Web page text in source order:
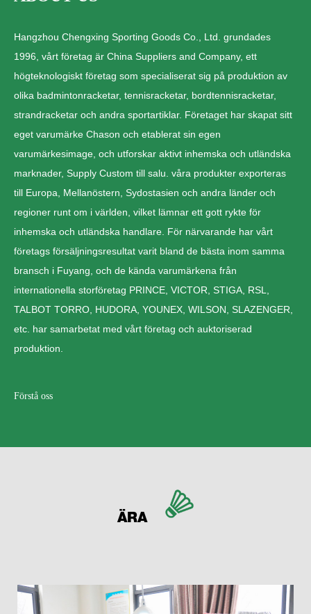
Hangzhou Chengxing Sporting Goods Co., Ltd. grundades
1996, vårt företag är China Suppliers and Company, ett
högteknologiskt företag som specialiserat sig på produktion av
olika badmintonracketar, tennisracketar, bordtennisracketar,
strandracketar och andra sportartiklar. Företaget har skapat sitt
eget varumärke Chason och etablerat sin egen
varumärkesimage, och utforskar aktivt inhemska och utländska
marknader, Supply Custom till salu. våra produkter exporteras
till Europa, Mellanöstern, Sydostasien och andra länder och
regioner runt om i världen, vilket lämnar ett gott rykte för
inhemska och utländska handlare. För närvarande har vårt
företags försäljningsresultat varit bland de bästa inom samma
bransch i Fuyang, och de kända varumärkena från
internationella storföretag PRINCE, VICTOR, STIGA, RSL,
TALBOT TORRO, HUDORA, YOUNEX, WILSON, SLAZENGER,
etc. har samarbetat med vårt företag och auktoriserad
produktion.
Förstå oss
ÄRA